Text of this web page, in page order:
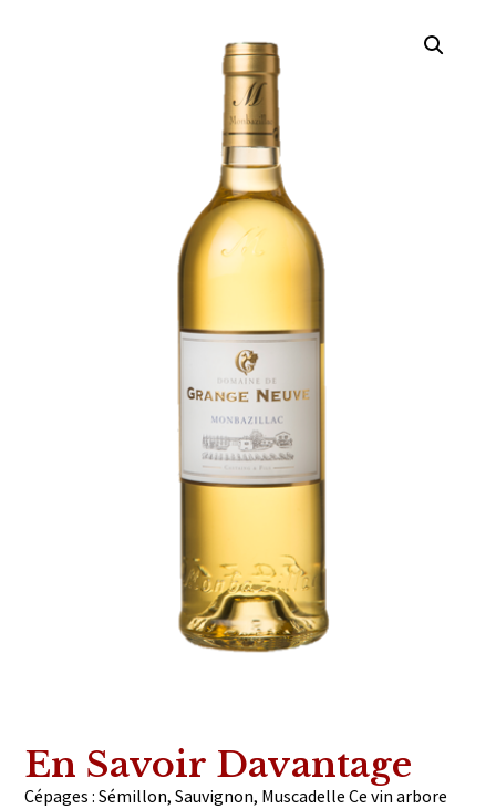
En Savoir Davantage
Cépages : Sémillon, Sauvignon, Muscadelle Ce vin arbore